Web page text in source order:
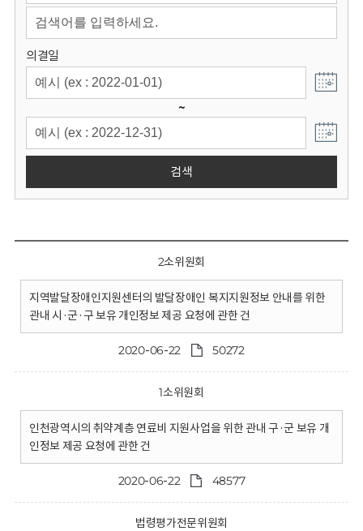
회
의결일
~
검색
2소위원회
지역발달장애인지원센터의 발달장애인 복지지원정보 안내를 위한
관내 시·군·구 보유 개인정보 제공 요청에 관한 건
2020-06-22 50272
1소위원회
인천광역시의 취약계층 연료비 지원사업을 위한 관내 구·군 보유 개
인정보 제공 요청에 관한 건
2020-06-22 48577
법령평가전문위원회